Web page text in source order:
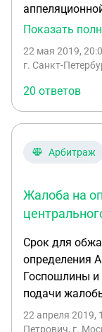
как
оплате
документы
этой
Показать
22 мая 2019,
г. Санкт-
20 ответов
Арбитраж
Жалоба на
Срок для
определения
Госпошлины
подачи
22 апреля 2019,
Петрович, г.